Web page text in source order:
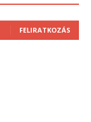
FELIRATKOZÁS